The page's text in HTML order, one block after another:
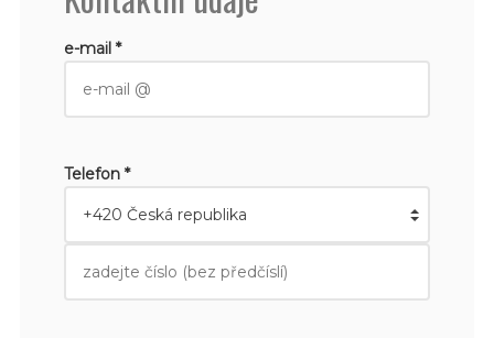
e-mail *
Telefon *